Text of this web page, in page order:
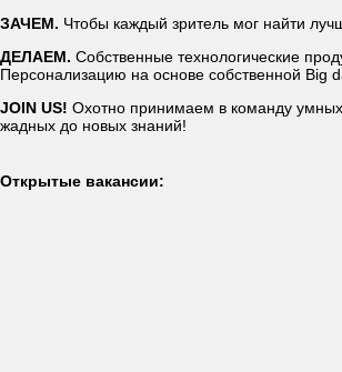
ЗАЧЕМ. Чтобы каждый зритель мог найти
ДЕЛАЕМ. Собственные технологические
Персонализацию на основе собственной Big
JOIN US! Охотно принимаем в команду
жадных до новых знаний!
Открытые вакансии: